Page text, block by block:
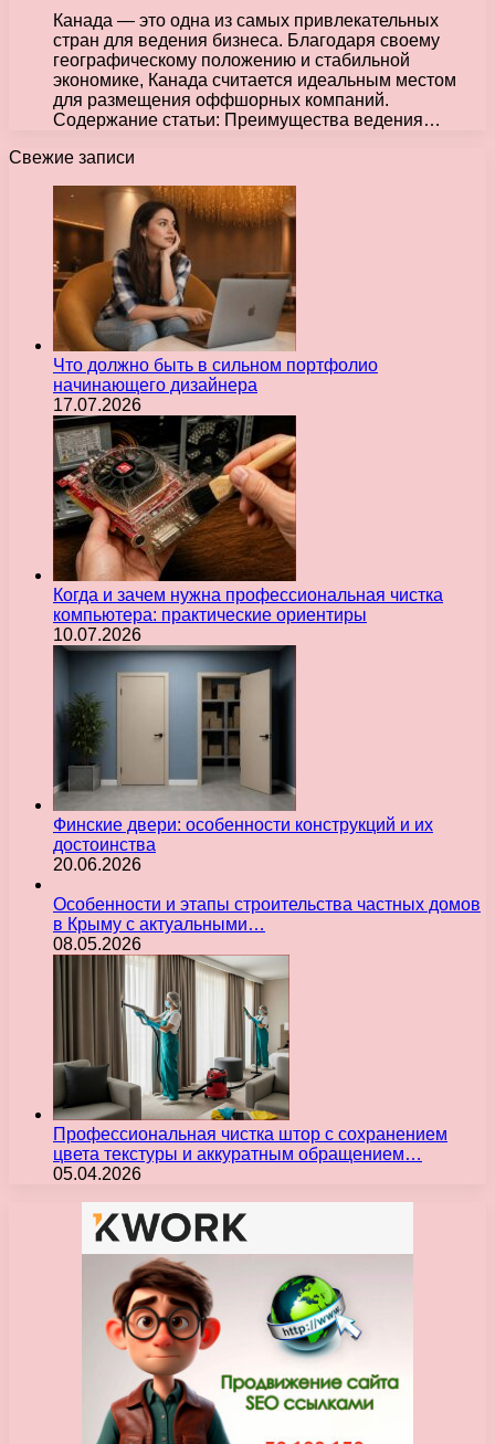
Канада — это одна из самых привлекательных
стран для ведения бизнеса. Благодаря своему
географическому положению и стабильной
экономике, Канада считается идеальным местом
для размещения оффшорных компаний.
Содержание статьи: Преимущества ведения…
Свежие записи
Что должно быть в сильном портфолио
начинающего дизайнера
17.07.2026
Когда и зачем нужна профессиональная чистка
компьютера: практические ориентиры
10.07.2026
Финские двери: особенности конструкций и их
достоинства
20.06.2026
Особенности и этапы строительства частных домов
в Крыму с актуальными…
08.05.2026
Профессиональная чистка штор с сохранением
цвета текстуры и аккуратным обращением…
05.04.2026